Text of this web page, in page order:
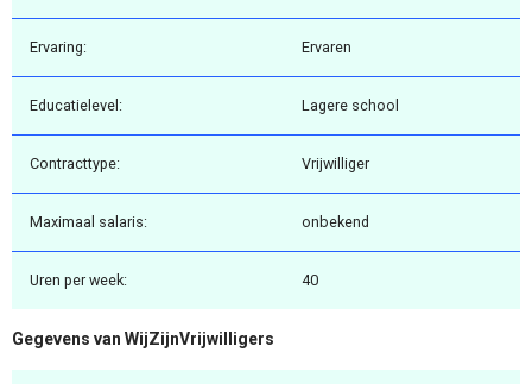
Ervaring: Ervaren
Educatielevel: Lagere school
Contracttype: Vrijwilliger
Maximaal salaris: onbekend
Uren per week: 40
Gegevens van WijZijnVrijwilligers